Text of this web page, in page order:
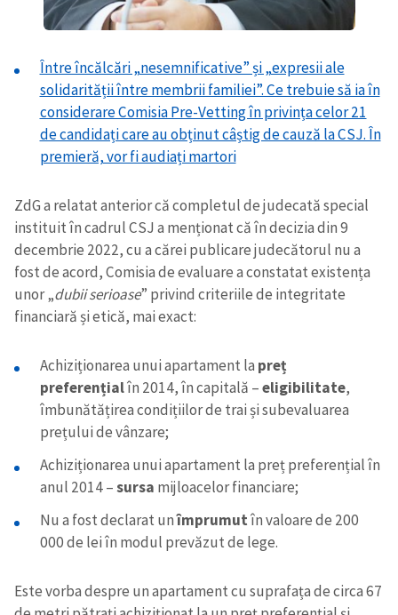
Între încălcări „nesemnificative” și „expresii ale
solidarității între membrii familiei”. Ce trebuie să ia în
considerare Comisia Pre-Vetting în privința celor 21
de candidați care au obținut câștig de cauză la CSJ. În
premieră, vor fi audiați martori
ZdG a relatat anterior că completul de judecată special
instituit în cadrul CSJ a menționat că în decizia din 9
decembrie 2022, cu a cărei publicare judecătorul nu a
fost de acord, Comisia de evaluare a constatat existența
unor „dubii serioase” privind criteriile de integritate
financiară și etică, mai exact:
Achiziționarea unui apartament la preț
preferențialîn 2014, în capitală –eligibilitate,
îmbunătățirea condițiilor de trai și subevaluarea
prețului de vânzare;
Achiziționarea unui apartament la preț preferențial în
anul 2014 –sursa mijloacelor financiare;
Nu a fost declarat unîmprumutîn valoare de 200
000 de lei în modul prevăzut de lege.
Este vorba despre un apartament cu suprafața de circa 67